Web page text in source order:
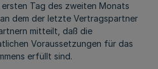
Tag des zweiten Monats
dem der letzte Vertragspartner
mitteilt, daß die
Voraussetzungen für das
erfüllt sind.